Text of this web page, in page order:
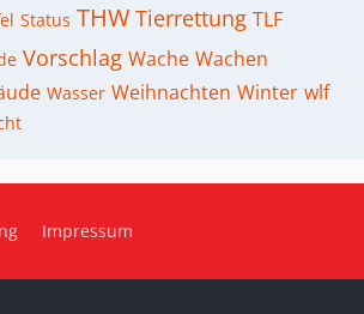
Status THW Tierrettung TLF
Vorschlag Wache Wachen
Wasser Weihnachten Winter wlf
Impressum